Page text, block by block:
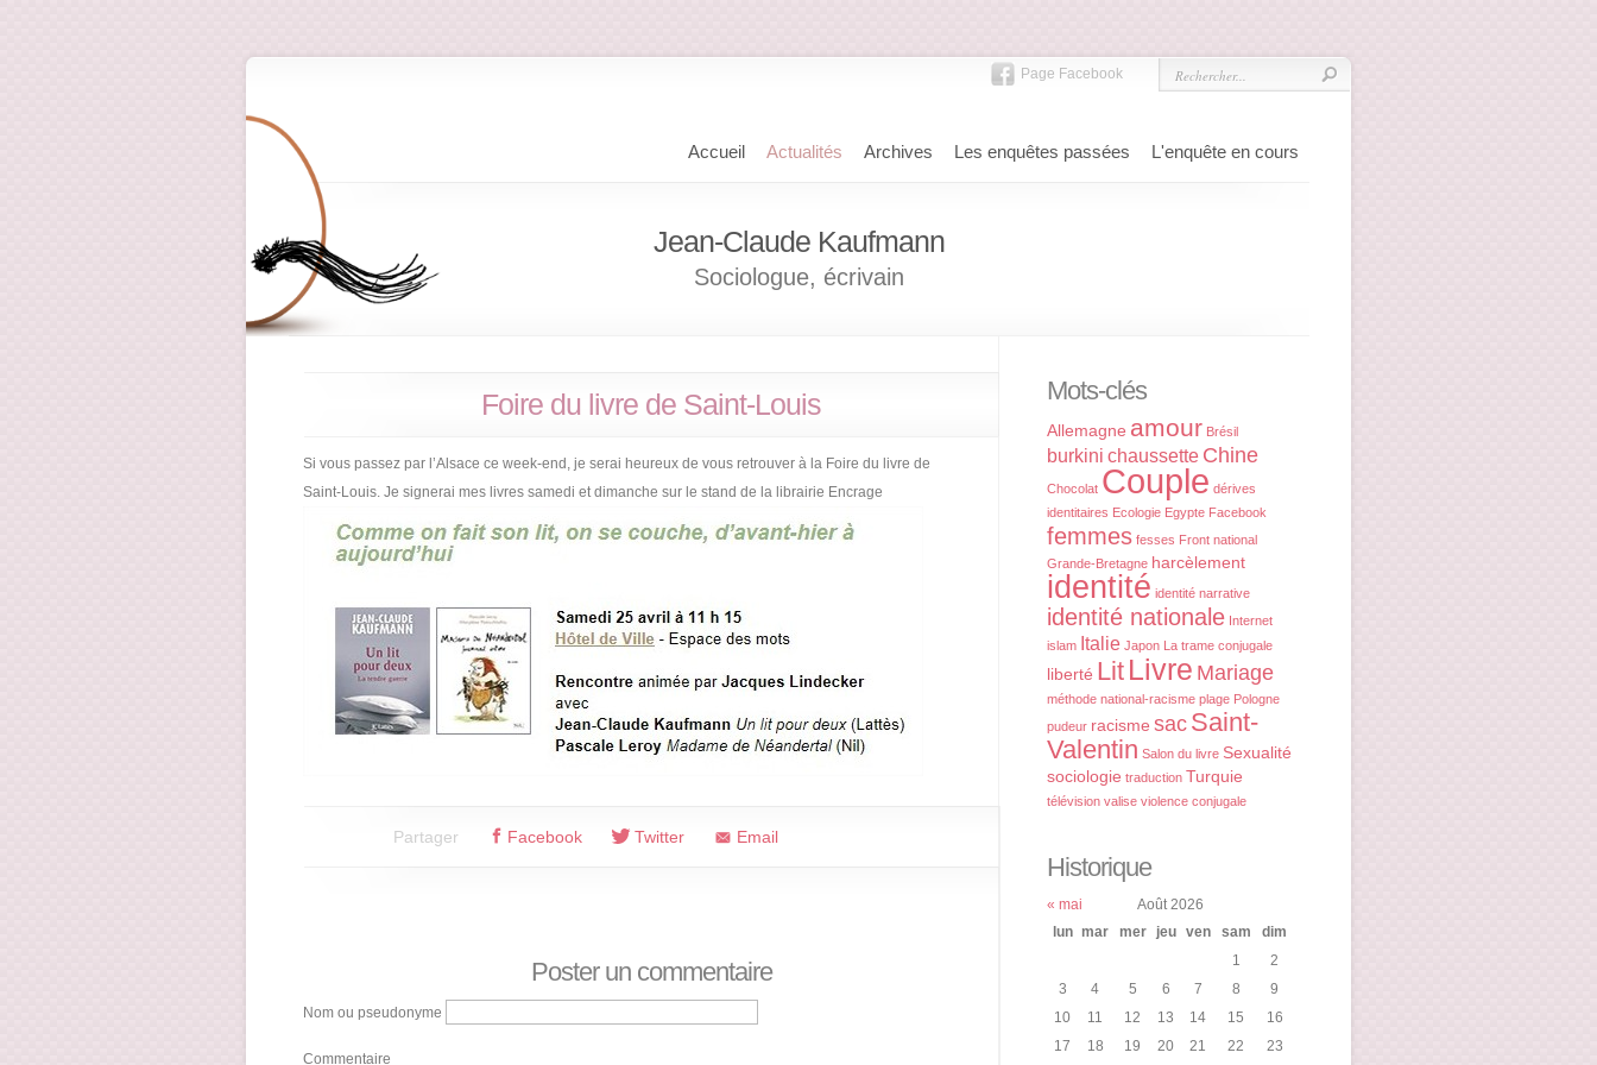
Accueil Actualités Archives Les enquêtes passées L'enquête en cours
Jean-Claude Kaufmann
Sociologue, écrivain
Page Facebook
Foire du livre de Saint-Louis
Si vous passez par l’Alsace ce week-end, je serai heureux de vous retrouver à la Foire du livre de
Saint-Louis. Je signerai mes livres samedi et dimanche sur le stand de la librairie Encrage
Partager Facebook Twitter Email
Poster un commentaire
Nom ou pseudonyme
Commentaire
Mots-clés
Allemagne amour Brésil
burkini chaussette Chine
Chocolat Couple dérives
identitaires Ecologie Egypte Facebook
femmes fesses Front national
Grande-Bretagne harcèlement
identité identité narrative
identité nationale Internet
islam Italie Japon La trame conjugale
liberté Lit Livre Mariage
méthode national-racisme plage Pologne
pudeur racisme sac Saint-
Valentin Salon du livre Sexualité
sociologie traduction Turquie
télévision valise violence conjugale
Historique
« mai
Août 2026
lun mar mer jeu ven sam
dim
1
2
3
4 5 6 7 8
9
10
11 12 13 14 15
16
17
18 19 20 21 22 23